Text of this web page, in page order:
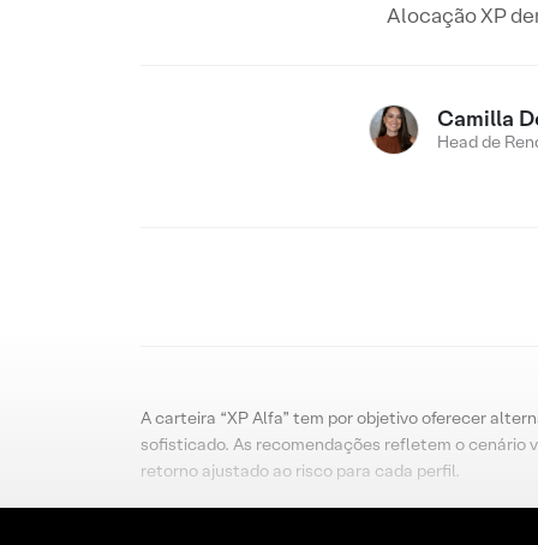
Alocação XP
Camilla
Head de
A carteira “XP Alfa” tem por objetivo oferecer
sofisticado. As recomendações refletem o cenário
retorno ajustado ao risco para cada perfil.